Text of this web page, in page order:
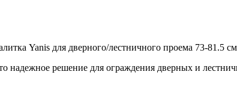
Yanis для дверного/лестничного проема 73-81.5 см
надежное решение для ограждения дверных и